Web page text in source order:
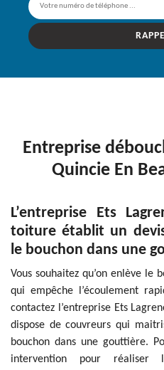
Entreprise
Quincie En
L’entreprise Ets
toiture établit un
le bouchon dans une
Vous souhaitez qu’on enlève le
qui empêche l’écoulement
contactez l’entreprise Ets
dispose de couvreurs qui
bouchon dans une gouttière.
intervention pour réaliser